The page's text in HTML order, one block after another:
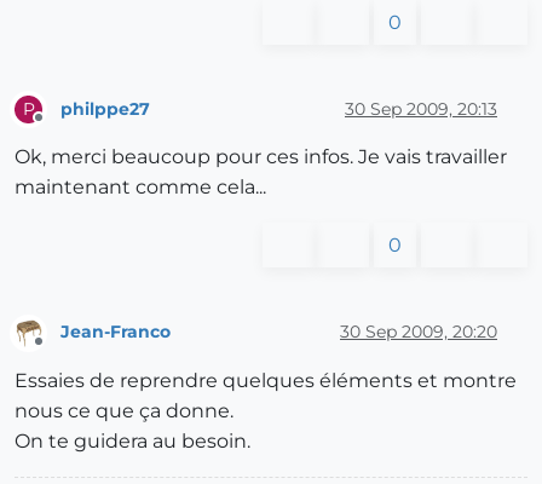
0
P philppe27 30 Sep 2009, 20:13
Ok, merci beaucoup pour ces infos. Je vais travailler
maintenant comme cela...
0
Offline
Jean-Franco 30 Sep 2009, 20:20
Essaies de reprendre quelques éléments et montre
nous ce que ça donne.
On te guidera au besoin.